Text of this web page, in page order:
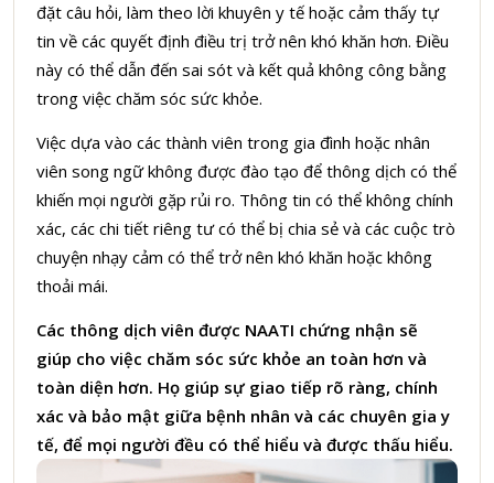
đặt câu hỏi, làm theo lời khuyên y tế hoặc cảm thấy tự
tin về các quyết định điều trị trở nên khó khăn hơn. Điều
này có thể dẫn đến sai sót và kết quả không công bằng
trong việc chăm sóc sức khỏe.
Việc dựa vào các thành viên trong gia đình hoặc nhân
viên song ngữ không được đào tạo để thông dịch có thể
khiến mọi người gặp rủi ro. Thông tin có thể không chính
xác, các chi tiết riêng tư có thể bị chia sẻ và các cuộc trò
chuyện nhạy cảm có thể trở nên khó khăn hoặc không
thoải mái.
Các thông dịch viên được NAATI chứng nhận sẽ
giúp cho việc chăm sóc sức khỏe an toàn hơn và
toàn diện hơn. Họ giúp sự giao tiếp rõ ràng, chính
xác và bảo mật giữa bệnh nhân và các chuyên gia y
tế, để mọi người đều có thể hiểu và được thấu hiểu.